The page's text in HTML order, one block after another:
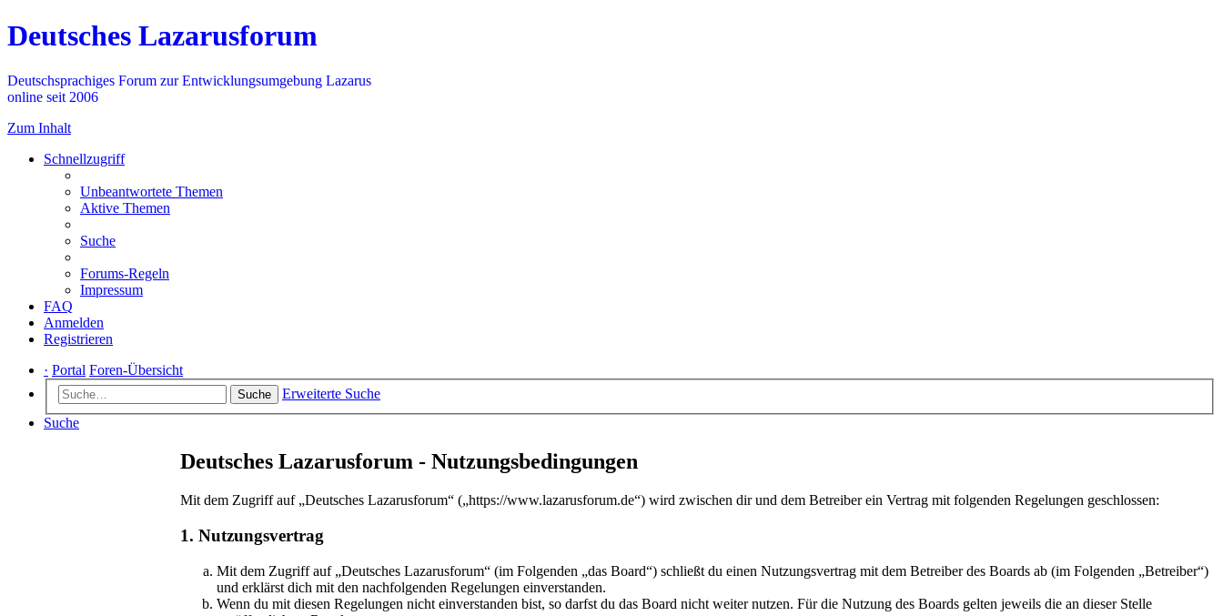
Deutsches Lazarusforum
Deutschsprachiges Forum zur Entwicklungsumgebung Lazarus
online seit 2006
Zum Inhalt
Schnellzugriff
Unbeantwortete Themen
Aktive Themen
Suche
Forums-Regeln
Impressum
FAQ
Anmelden
Registrieren
· Portal Foren-Übersicht
Suche
Erweiterte Suche
Suche
Deutsches Lazarusforum - Nutzungsbedingungen
Mit dem Zugriff auf „Deutsches Lazarusforum“ („https://www.lazarusforum.de“) wird zwischen dir und dem Betreiber ein Vertrag mit folgenden Regelungen geschlossen:
1. Nutzungsvertrag
Mit dem Zugriff auf „Deutsches Lazarusforum“ (im Folgenden „das Board“) schließt du einen Nutzungsvertrag mit dem Betreiber des Boards ab (im Folgenden „Betreiber“)
und erklärst dich mit den nachfolgenden Regelungen einverstanden.
Wenn du mit diesen Regelungen nicht einverstanden bist, so darfst du das Board nicht weiter nutzen. Für die Nutzung des Boards gelten jeweils die an dieser Stelle